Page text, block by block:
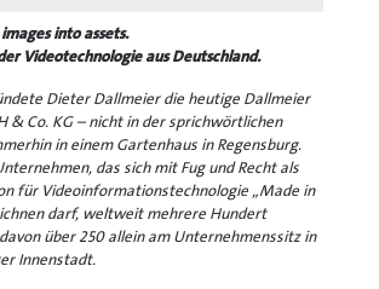
into assets.
Videotechnologie aus Deutschland.
Dieter Dallmeier die heutige Dallmeier
& Co. KG – nicht in der sprichwörtlichen
in einem Gartenhaus in Regensburg.
das sich mit Fug und Recht als
für Videoinformationstechnologie „Made in
darf, weltweit mehrere Hundert
über 250 allein am Unternehmenssitz in
Innenstadt.